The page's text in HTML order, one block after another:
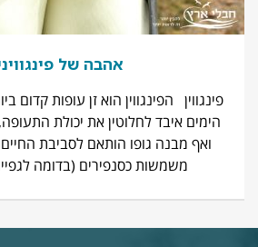
אהבה של
פינגווין הפינגווין הוא זן עופות
הימים איבד לחלוטין את יכולת
ואף מבנה גופו הותאם לסביבת
משמשות כסנפירים (בדומה